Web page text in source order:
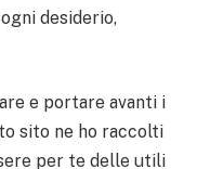
desiderio,
e portare avanti i
sito ne ho raccolti
per te delle utili